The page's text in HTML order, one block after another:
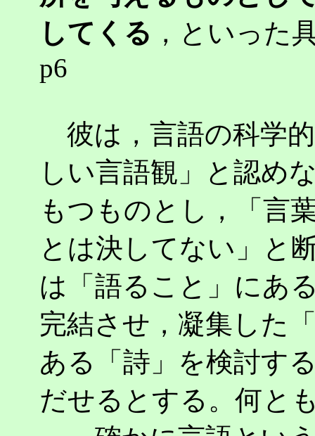
してくる ，といった
p6
彼は，言語の科学
しい言語観」と認め
もつものとし，「言
とは決してない」と
は「語ること」にあ
完結させ，凝集した
ある「詩」を検討す
だせるとする。何と